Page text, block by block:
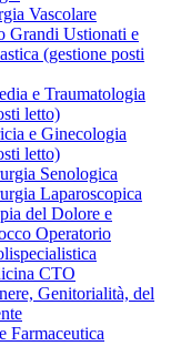
Vascolare
Grandi Ustionati e
(gestione posti
e Traumatologia
letto)
e Ginecologia
letto)
Senologica
Laparoscopica
del Dolore e
Operatorio
CTO
Genitorialità, del
Farmaceutica